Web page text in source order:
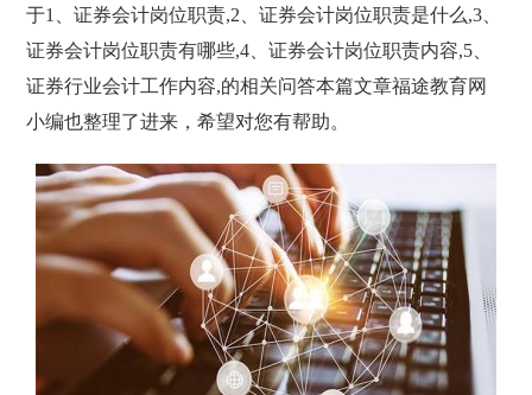
于1、证券会计岗位职责,2、证券会计岗位职责是什么,3、
证券会计岗位职责有哪些,4、证券会计岗位职责内容,5、
证券行业会计工作内容,的相关问答本篇文章福途教育网
小编也整理了进来，希望对您有帮助。